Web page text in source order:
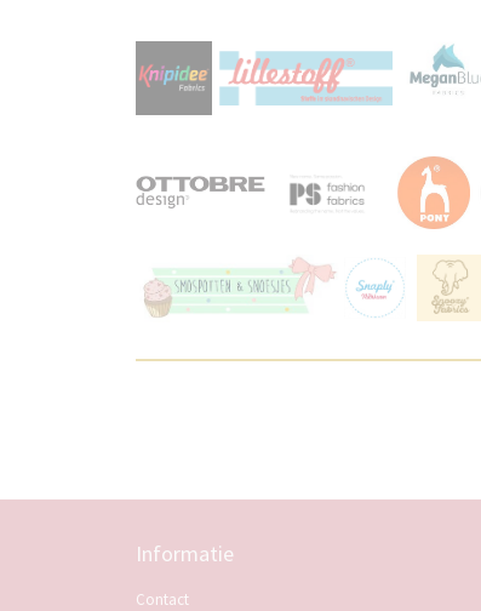
Informatie
Contact